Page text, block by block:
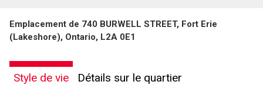
Emplacement de 740 BURWELL STREET, Fort Erie
(Lakeshore), Ontario, L2A 0E1
Style de vie Détails sur le quartier